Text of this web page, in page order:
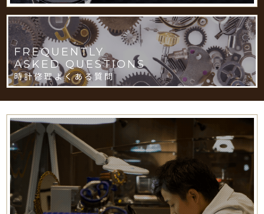
FREQUENTLY
ASKED QUESTIONS
時計修理よくある質問